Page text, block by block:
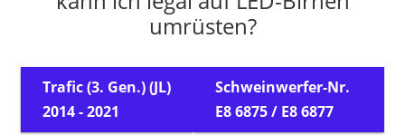
umrüsten?
Trafic (3. Gen.) (JL)
2014 - 2021
Schweinwerfer-Nr.
E8 6875 / E8 6877